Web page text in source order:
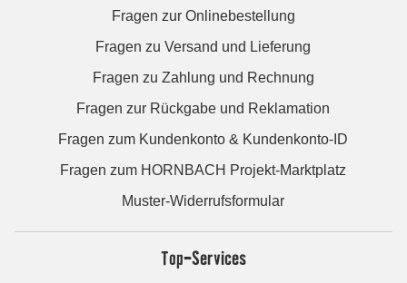
Fragen zur Onlinebestellung
Fragen zu Versand und Lieferung
Fragen zu Zahlung und Rechnung
Fragen zur Rückgabe und Reklamation
Fragen zum Kundenkonto & Kundenkonto-ID
Fragen zum HORNBACH Projekt-Marktplatz
Muster-Widerrufsformular
Top-Services